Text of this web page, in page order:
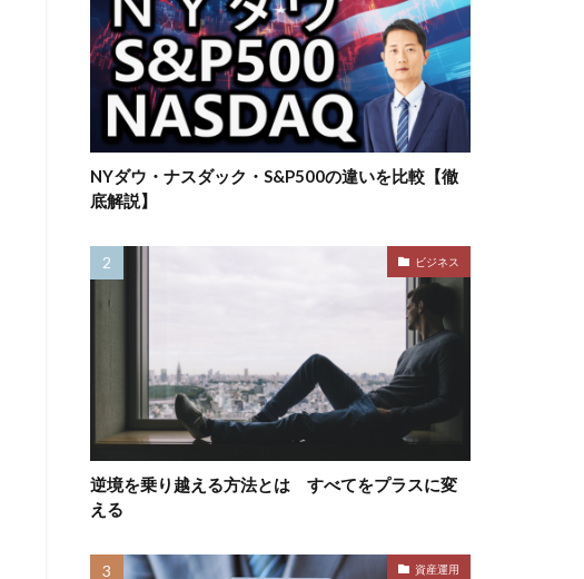
NYダウ・ナスダック・S&P500の違いを比較【徹
底解説】
ビジネス
逆境を乗り越える方法とは すべてをプラスに変
える
資産運用